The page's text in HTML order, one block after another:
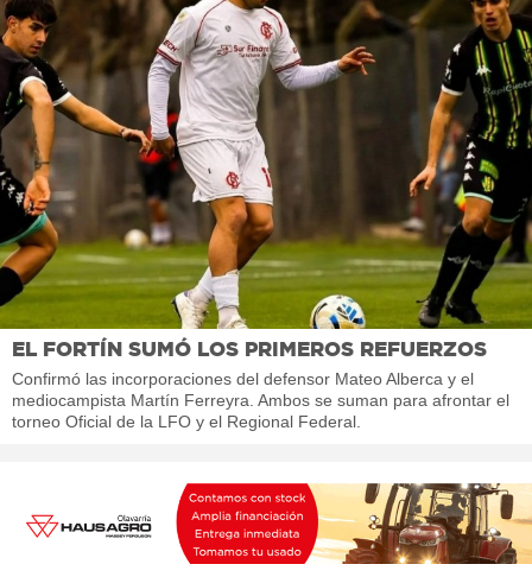
EL FORTÍN SUMÓ LOS PRIMEROS REFUERZOS
Confirmó las incorporaciones del defensor Mateo Alberca y el
mediocampista Martín Ferreyra. Ambos se suman para afrontar el
torneo Oficial de la LFO y el Regional Federal.